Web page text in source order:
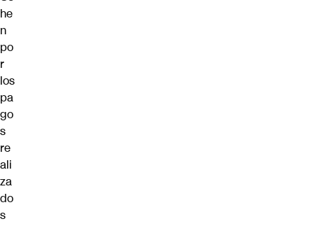
he
n
po
r
los
pa
go
s
re
ali
za
do
s